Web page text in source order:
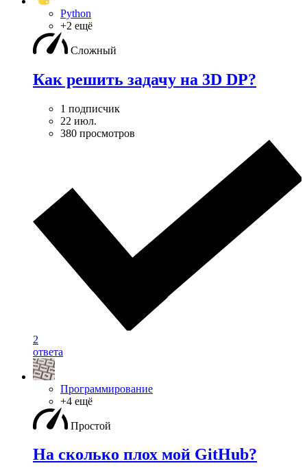
Python
+2 ещё
Сложный
Как решить задачу на 3D DP?
1 подписчик
22 июл.
380 просмотров
2
ответа
Программирование
+4 ещё
Простой
На сколько плох мой GitHub?